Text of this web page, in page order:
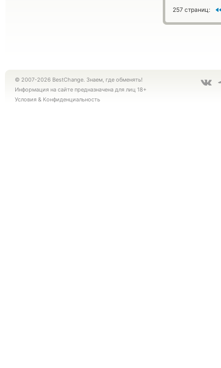
257 страниц:
© 2007-2026 BestChange. Знаем, где обменять!
Информация на сайте предназначена для лиц 18+
Условия & Конфиденциальность